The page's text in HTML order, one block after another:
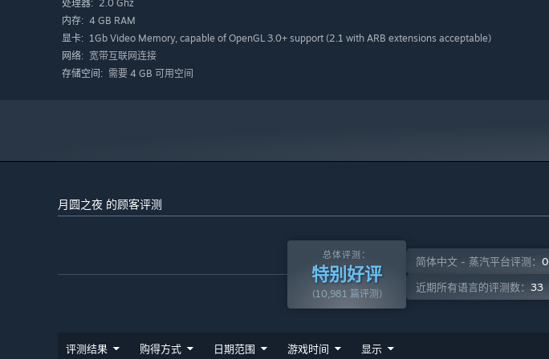
处理器: 2.0 Ghz
内存: 4 GB RAM
显卡: 1Gb Video Memory, capable of OpenGL 3.0+ support (2.1 with ARB extensions acceptable)
网络: 宽带互联网连接
存储空间: 需要 4 GB 可用空间
月圆之夜 的顾客评测
总体评测：
特别好评
(10,981 篇评测)
简体中文 - 蒸汽平台评测： 0
近期所有语言的评测数： 33
评测结果 购得方式 日期范围 游戏时间 显示